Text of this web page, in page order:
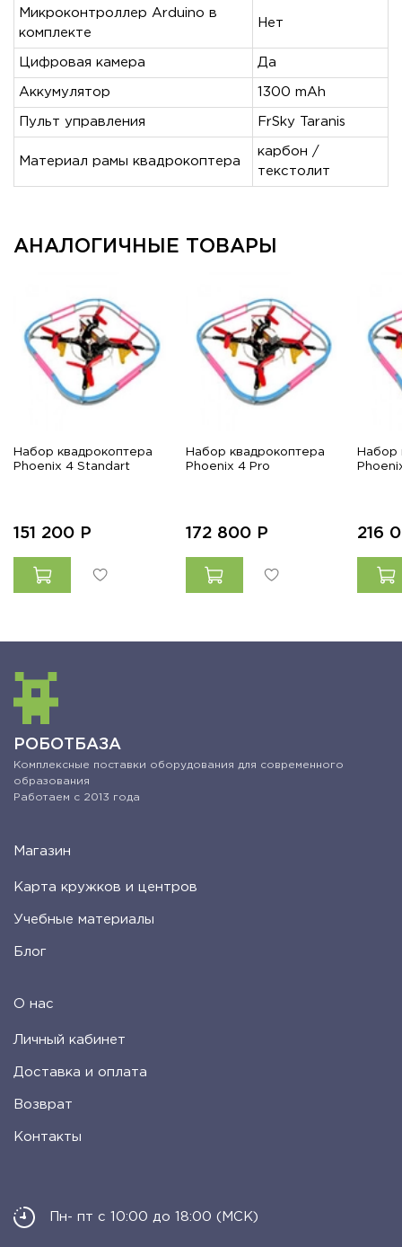
Микроконтроллер Arduino в
комплекте
Нет
Цифровая камера Да
Аккумулятор 1300 mAh
Пульт управления FrSky Taranis
Материал рамы квадрокоптера
карбон /
текстолит
АНАЛОГИЧНЫЕ ТОВАРЫ
Набор квадрокоптера
Phoenix 4 Standart
151 200 Р
Набор квадрокоптера
Phoenix 4 Pro
172 800 Р
Набор
216
РОБОТБАЗА
Комплексные поставки оборудования для современного
образования
Работаем с 2013 года
Магазин
Карта кружков и центров
Учебные материалы
Блог
О нас
Личный кабинет
Доставка и оплата
Возврат
Контакты
Пн- пт с 10:00 до 18:00 (МСК)